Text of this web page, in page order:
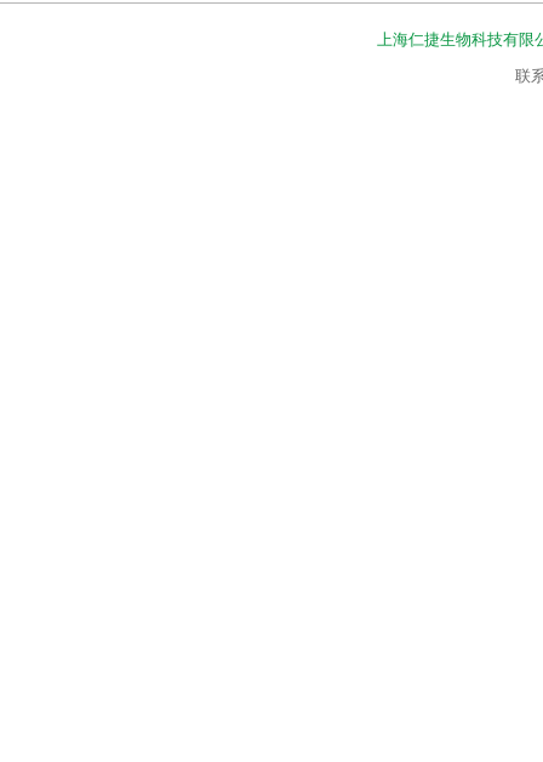
上海仁捷生物科技有限
联